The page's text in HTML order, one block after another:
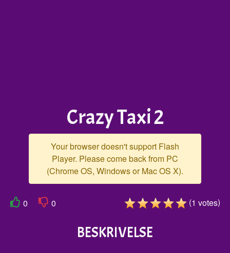
Crazy Taxi 2
Your browser doesn't support Flash
Player. Please come back from PC
(Chrome OS, Windows or Mac OS X).
0 0 (1 votes)
BESKRIVELSE